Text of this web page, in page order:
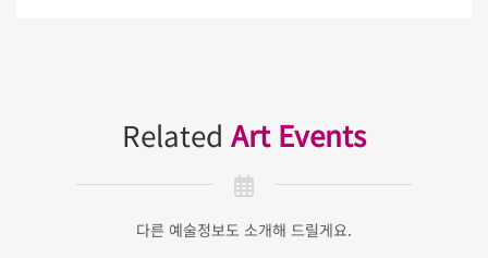
Related Art Events
다른 예술정보도 소개해 드릴게요.